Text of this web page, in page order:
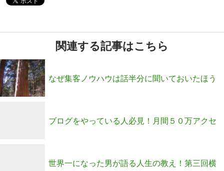
関連する記事はこちら
なぜ集客ノウハウは話半分に聞いておいたほう
がいいのか？
ブログをやっている人必見！月間５０万アクセ
ス構築セミナー
世界一になった男が語る人生の教え！第三回横